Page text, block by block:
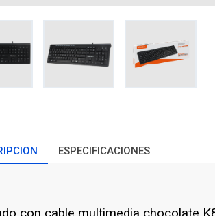
ESPECIFICACIONES